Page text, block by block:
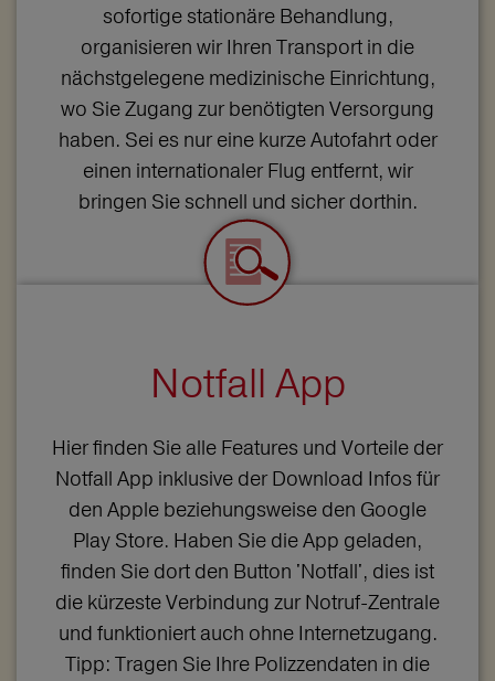
sofortige stationäre Behandlung,
organisieren wir Ihren Transport in die
nächstgelegene medizinische Einrichtung,
wo Sie Zugang zur benötigten Versorgung
haben. Sei es nur eine kurze Autofahrt oder
einen internationaler Flug entfernt, wir
bringen Sie schnell und sicher dorthin.
Notfall App
Hier finden Sie alle Features und Vorteile der
Notfall App inklusive der Download Infos für
den Apple beziehungsweise den Google
Play Store. Haben Sie die App geladen,
finden Sie dort den Button 'Notfall', dies ist
die kürzeste Verbindung zur Notruf-Zentrale
und funktioniert auch ohne Internetzugang.
Tipp: Tragen Sie Ihre Polizzendaten in die